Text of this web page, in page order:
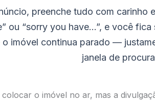
preenche tudo com carinho
ou “sorry you have…”, e você
o imóvel continua parado —
janela de
o imóvel no ar, mas a